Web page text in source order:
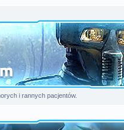
i rannych pacjentów.